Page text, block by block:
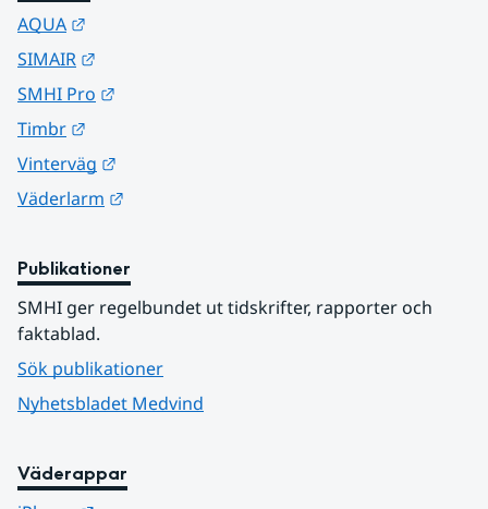
AQUA
SIMAIR
SMHI Pro
Timbr
Vinterväg
Väderlarm
Publikationer
SMHI ger regelbundet ut tidskrifter, rapporter och
faktablad.
Sök publikationer
Nyhetsbladet Medvind
Väderappar